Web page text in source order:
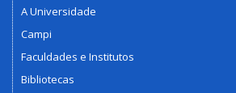
A Universidade
Campi
Faculdades e Institutos
Bibliotecas